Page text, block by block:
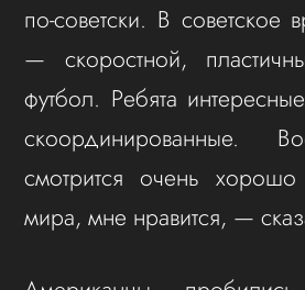
по-советски. В советское
— скоростной,
футбол. Ребята
скоординированные.
смотрится очень
мира, мне нравится, —